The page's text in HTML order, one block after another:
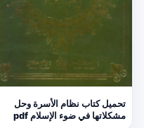
تحميل كتاب نظام الأسرة وحل
مشكلاتها في ضوء الإسلام pdf